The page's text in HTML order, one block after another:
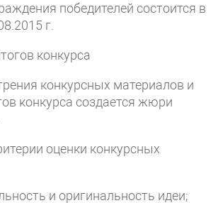
победителей состоится в
г.
конкурса
конкурсных материалов и
конкурса создается жюри
оценки конкурсных
и оригинальность идеи;